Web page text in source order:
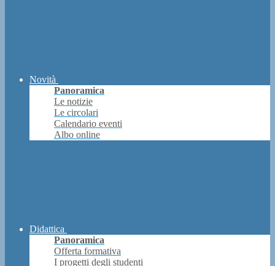
Novità
Panoramica
Le notizie
Le circolari
Calendario eventi
Albo online
Didattica
Panoramica
Offerta formativa
I progetti degli studenti